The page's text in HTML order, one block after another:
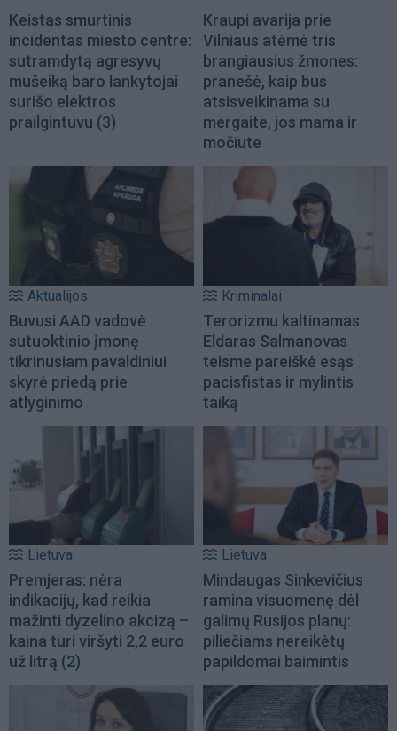
Keistas smurtinis
incidentas miesto centre:
sutramdytą agresyvų
mušeiką baro lankytojai
surišo elektros
prailgintuvu (3)
Kraupi avarija prie
Vilniaus atėmė tris
brangiausius žmones:
pranešė, kaip bus
atsisveikinama su
mergaite, jos mama ir
močiute
Aktualijos
Buvusi AAD vadovė
sutuoktinio įmonę
tikrinusiam pavaldiniui
skyrė priedą prie
atlyginimo
Kriminalai
Terorizmu kaltinamas
Eldaras Salmanovas
teisme pareiškė esąs
pacisfistas ir mylintis
taiką
Lietuva
Premjeras: nėra
indikacijų, kad reikia
mažinti dyzelino akcizą –
kaina turi viršyti 2,2 euro
už litrą (2)
Lietuva
Mindaugas Sinkevičius
ramina visuomenę dėl
galimų Rusijos planų:
piliečiams nereikėtų
papildomai baimintis